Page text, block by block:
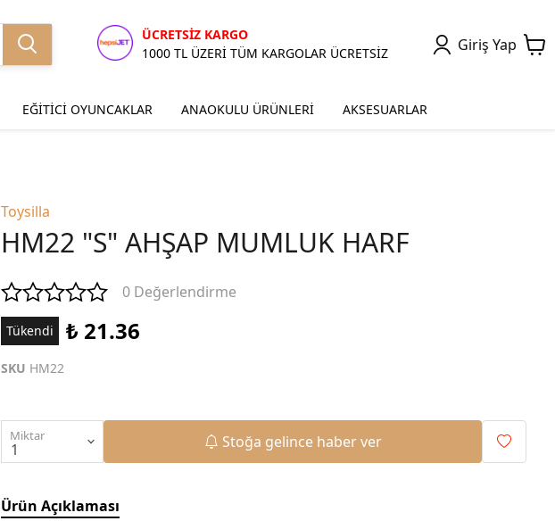
ÜCRETSİZ KARGO
1000 TL ÜZERİ TÜM KARGOLAR ÜCRETSİZ
Giriş Yap
EĞİTİCİ OYUNCAKLAR ANAOKULU ÜRÜNLERİ AKSESUARLAR
Toysilla
HM22 "S" AHŞAP MUMLUK HARF
0 Değerlendirme
Tükendi ₺ 21.36
SKU HM22
Miktar Stoğa gelince haber ver
Ürün Açıklaması